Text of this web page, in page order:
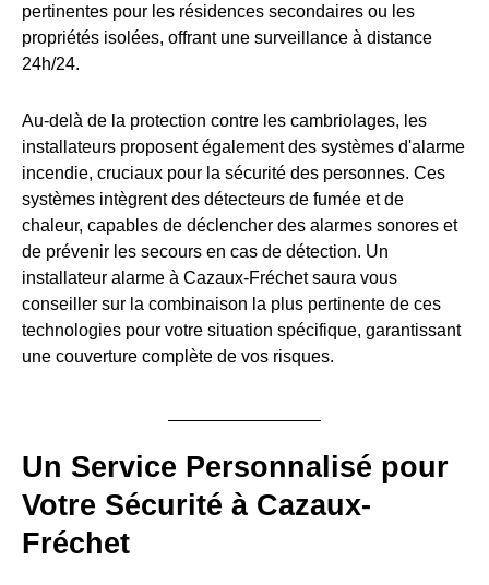
pertinentes pour les résidences secondaires ou les
propriétés isolées, offrant une surveillance à distance
24h/24.
Au-delà de la protection contre les cambriolages, les
installateurs proposent également des systèmes d'alarme
incendie, cruciaux pour la sécurité des personnes. Ces
systèmes intègrent des détecteurs de fumée et de
chaleur, capables de déclencher des alarmes sonores et
de prévenir les secours en cas de détection. Un
installateur alarme à Cazaux-Fréchet saura vous
conseiller sur la combinaison la plus pertinente de ces
technologies pour votre situation spécifique, garantissant
une couverture complète de vos risques.
Un Service Personnalisé pour
Votre Sécurité à Cazaux-
Fréchet